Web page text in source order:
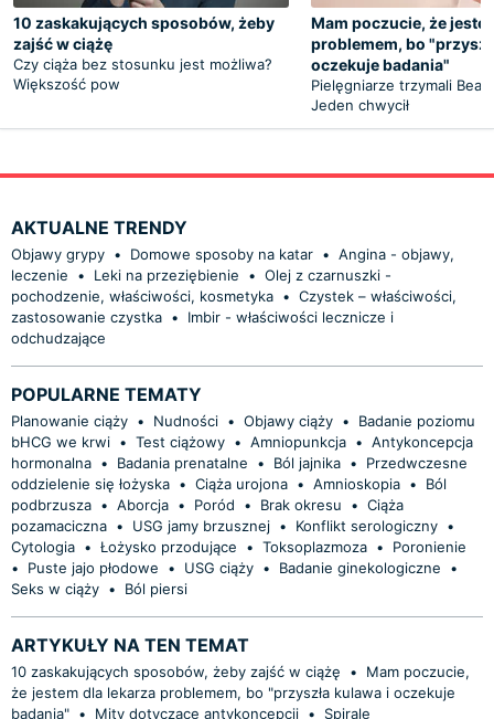
10 zaskakujących sposobów, żeby
zajść w ciążę
Czy ciąża bez stosunku jest możliwa?
Większość pow
Mam poczucie, że
problemem, bo
oczekuje badania"
Pielęgniarze trzymali
Jeden chwycił
AKTUALNE TRENDY
Objawy grypy • Domowe sposoby na katar • Angina - objawy,
leczenie
• Leki na przeziębienie • Olej z czarnuszki -
pochodzenie, właściwości, kosmetyka • Czystek – właściwości,
zastosowanie czystka •
Imbir - właściwości lecznicze i
odchudzające
POPULARNE TEMATY
Planowanie ciąży • Nudności • Objawy ciąży •
Badanie poziomu
bHCG we krwi • Test ciążowy • Amniopunkcja • Antykoncepcja
hormonalna • Badania prenatalne • Ból jajnika •
Przedwczesne
oddzielenie się łożyska • Ciąża urojona • Amnioskopia •
Ból
podbrzusza • Aborcja • Poród • Brak okresu • Ciąża
pozamaciczna • USG jamy brzusznej • Konflikt serologiczny •
Cytologia • Łożysko przodujące • Toksoplazmoza •
Poronienie
•
Puste jajo płodowe • USG ciąży • Badanie ginekologiczne
•
Seks w ciąży • Ból piersi
ARTYKUŁY NA TEN TEMAT
10 zaskakujących sposobów, żeby zajść w ciążę •
Mam poczucie,
że jestem dla lekarza problemem, bo "przyszła kulawa i oczekuje
badania" • Mity dotyczące antykoncepcji •
Spirale